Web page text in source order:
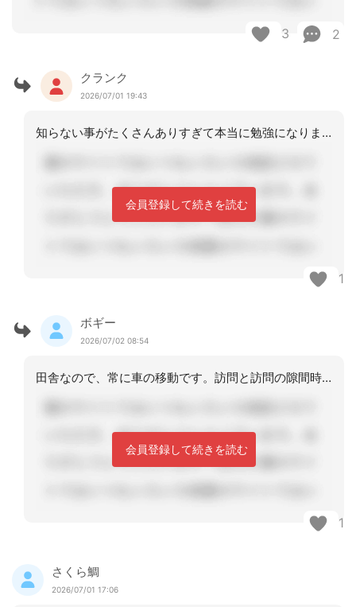
3 2
クランク
2026/07/01 19:43
知らない事がたくさんありすぎて本当に勉強になります。予定外に訪問なんてフットワー
会員登録して続きを読む
1
ボギー
2026/07/02 08:54
田舎なので、常に車の移動です。訪問と訪問の隙間時間に行く事が多いです。先日は、訪
会員登録して続きを読む
1
さくら鯛
2026/07/01 17:06